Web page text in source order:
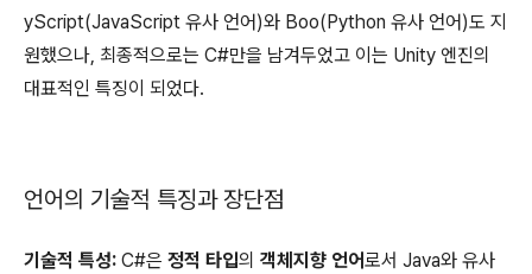
yScript(JavaScript 유사 언어)와 Boo(Python 유사 언어)도 지
원했으나, 최종적으로는 C#만을 남겨두었고 이는 Unity 엔진의
대표적인 특징이 되었다.
언어의 기술적 특징과 장단점
기술적 특성: C#은 정적 타입의 객체지향 언어로서 Java와 유사